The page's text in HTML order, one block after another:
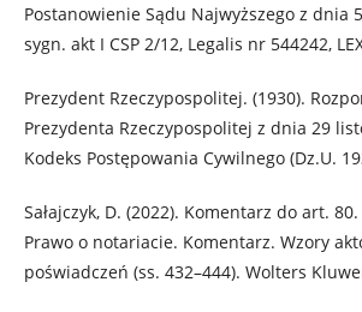
Postanowienie Sądu Najwyższego z dnia
sygn. akt I CSP 2/12, Legalis nr 544242,
Prezydent Rzeczypospolitej. (1930).
Prezydenta Rzeczypospolitej z dnia 29
Kodeks Postępowania Cywilnego (Dz.U.
Sałajczyk, D. (2022). Komentarz do art.
Prawo o notariacie. Komentarz. Wzory
poświadczeń (ss. 432–444). Wolters